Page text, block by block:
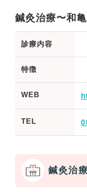
鍼灸治療〜和
診療内容
特徴
WEB
TEL
鍼灸治